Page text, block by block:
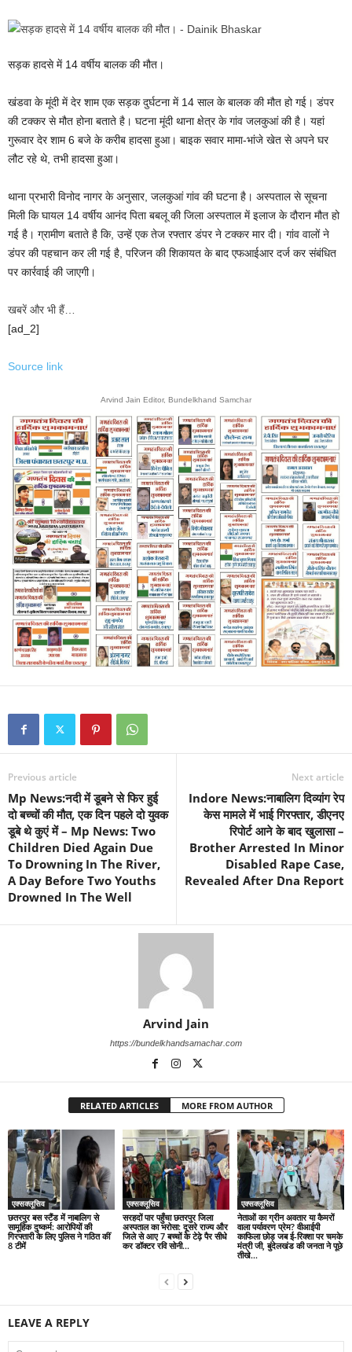
सड़क हादसे में 14 वर्षीय बालक की मौत।
खंडवा के मूंदी में देर शाम एक सड़क दुर्घटना में 14 साल के बालक की मौत हो गई। डंपर
की टक्कर से मौत होना बताते है। घटना मूंदी थाना क्षेत्र के गांव जलकुआं की है। यहां
गुरूवार देर शाम 6 बजे के करीब हादसा हुआ। बाइक सवार मामा-भांजे खेत से अपने घर
लौट रहे थे, तभी हादसा हुआ।
थाना प्रभारी विनोद नागर के अनुसार, जलकुआं गांव की घटना है। अस्पताल से सूचना
मिली कि घायल 14 वर्षीय आनंद पिता बबलू की जिला अस्पताल में इलाज के दौरान मौत हो
गई है। ग्रामीण बताते है कि, उन्हें एक तेज रफ्तार डंपर ने टक्कर मार दी। गांव वालों ने
डंपर की पहचान कर ली गई है, परिजन की शिकायत के बाद एफआईआर दर्ज कर संबंधित
पर कार्रवाई की जाएगी।
खबरें और भी हैं…
[ad_2]
Source link
Arvind Jain Editor, Bundelkhand Samchar
Previous article
Mp News:नदी में डूबने से फिर हुई
दो बच्चों की मौत, एक दिन पहले दो युवक
डूबे थे कुएं में – Mp News: Two
Children Died Again Due
To Drowning In The River,
A Day Before Two Youths
Drowned In The Well
Next article
Indore News:नाबालिग दिव्यांग रेप
केस मामले में भाई गिरफ्तार, डीएनए
रिपोर्ट आने के बाद खुलासा –
Brother Arrested In Minor
Disabled Rape Case,
Revealed After Dna Report
Arvind Jain
https://bundelkhandsamachar.com
RELATED ARTICLES MORE FROM AUTHOR
एक्सक्लूसिव
छतरपुर बस स्टैंड में नाबालिग से
सामूहिक दुष्कर्म: आरोपियों की
गिरफ्तारी के लिए पुलिस ने गठित कीं
8 टीमें
एक्सक्लूसिव
सरहदों पार पहुँचा छतरपुर जिला
अस्पताल का भरोसा: दूसरे राज्य और
जिले से आए 7 बच्चों के टेढ़े पैर सीधे
कर डॉक्टर रवि सोनी...
एक्सक्लूसिव
नेताओं का ग्रीन अवतार या कैमरों
वाला पर्यावरण प्रेम? वीआईपी
काफिला छोड़ जब ई-रिक्शा पर चमके
मंत्री जी, बुंदेलखंड की जनता ने पूछे
तीखे...
LEAVE A REPLY